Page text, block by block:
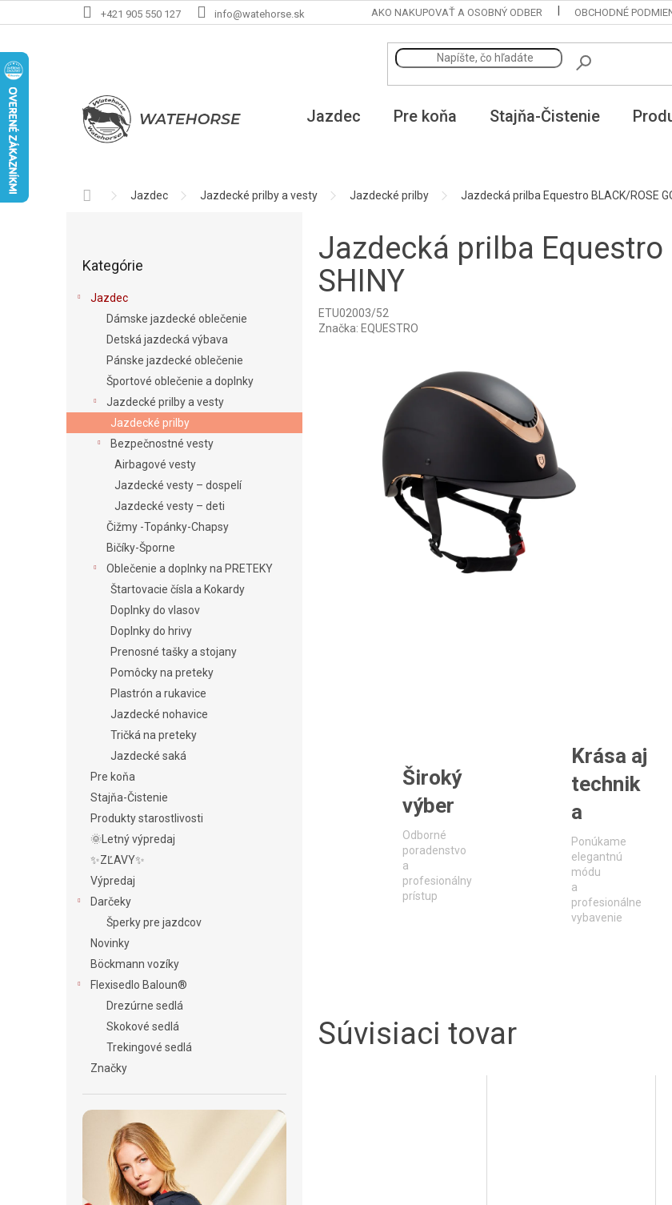
na
+421 905 550 127 info@watehorse.sk AKO NAKUPOVAŤ A OSOBNÝ ODBER OBCHODNÉ
Jazdec Pre koňa Stajňa-Čistenie
DomovJazdec Jazdecké prilby a vesty Jazdecké prilby Jazdecká prilba Equestro BLACK/ROSE
kategórie
Kategórie
Jazdec
Dámske jazdecké oblečenie
Detská jazdecká výbava
Pánske jazdecké oblečenie
Športové oblečenie a doplnky
Jazdecké prilby a vesty
Jazdecké prilby
Bezpečnostné vesty
Airbagové vesty
Jazdecké vesty – dospelí
Jazdecké vesty – deti
Čižmy -Topánky-Chapsy
Bičíky-Šporne
Oblečenie a doplnky na PRETEKY
Štartovacie čísla a Kokardy
Doplnky do vlasov
Doplnky do hrivy
Prenosné tašky a stojany
Pomôcky na preteky
Plastrón a rukavice
Jazdecké nohavice
Tričká na preteky
Jazdecké saká
Pre koňa
Stajňa-Čistenie
Produkty starostlivosti
🌞Letný výpredaj
✨ZĽAVY✨
Výpredaj
Darčeky
Šperky pre jazdcov
Novinky
Böckmann vozíky
Flexisedlo Baloun®
Drezúrne sedlá
Skokové sedlá
Trekingové sedlá
Značky
Jazdecká prilba Equestro
SHINY
ETU02003/52
Značka: EQUESTRO
Široký
výber
Odborné
poradenstvo
a
profesionálny
prístup
Krása aj
technik
a
Ponúkame
elegantnú
módu
a
profesionálne
vybavenie
Súvisiaci tovar